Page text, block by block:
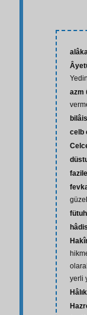
azm
celb
güzel
yerli
Hâlık